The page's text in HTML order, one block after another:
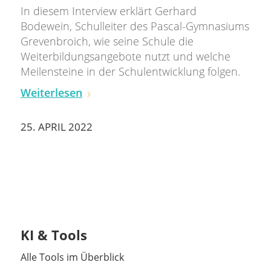
In diesem Interview erklärt Gerhard
Bodewein, Schulleiter des Pascal-Gymnasiums
Grevenbroich, wie seine Schule die
Weiterbildungsangebote nutzt und welche
Meilensteine in der Schulentwicklung folgen.
Weiterlesen
25. APRIL 2022
KI & Tools
Alle Tools im Überblick